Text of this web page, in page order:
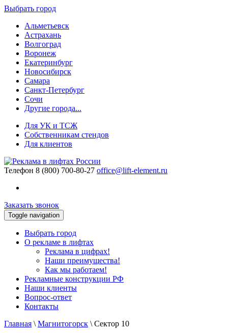
Выбрать город
Альметьевск
Астрахань
Волгоград
Воронеж
Екатеринбург
Новосибирск
Самара
Санкт-Петербург
Сочи
Другие города...
Для УК и ТСЖ
Собственникам стендов
Для клиентов
Телефон 8 (800) 700-80-27 office@lift-element.ru
Заказать звонок
Toggle navigation
Выбрать город
О рекламе в лифтах
Реклама в цифрах!
Наши преимущества!
Как мы работаем!
Рекламные конструкции РФ
Наши клиенты
Вопрос-ответ
Контакты
Главная \ Магнитогорск \ Сектор 10